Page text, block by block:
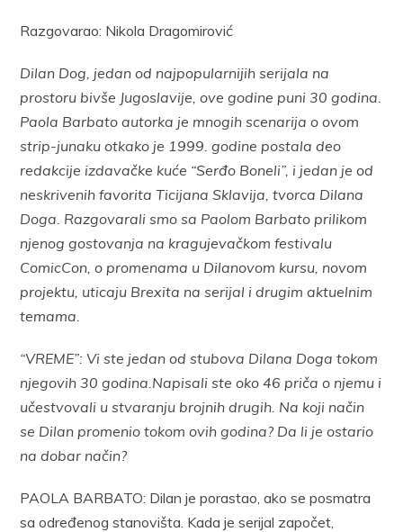
Razgovarao: Nikola Dragomirović
Dilan Dog, jedan od najpopularnijih serijala na
prostoru bivše Jugoslavije, ove godine puni 30 godina.
Paola Barbato autorka je mnogih scenarija o ovom
strip-junaku otkako je 1999. godine postala deo
redakcije izdavačke kuće “Serđo Boneli”, i jedan je od
neskrivenih favorita Ticijana Sklavija, tvorca Dilana
Doga. Razgovarali smo sa Paolom Barbato prilikom
njenog gostovanja na kragujevačkom festivalu
ComicCon, o promenama u Dilanovom kursu, novom
projektu, uticaju Brexita na serijal i drugim aktuelnim
temama.
“VREME”: Vi ste jedan od stubova Dilana Doga tokom
njegovih 30 godina.Napisali ste oko 46 priča o njemu i
učestvovali u stvaranju brojnih drugih. Na koji način
se Dilan promenio tokom ovih godina? Da li je ostario
na dobar način?
PAOLA BARBATO: Dilan je porastao, ako se posmatra
sa određenog stanovišta. Kada je serijal započet,